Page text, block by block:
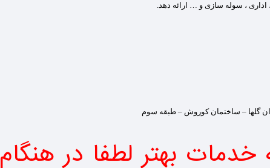
اداری ، سوله سازی و … ارائه دهد.
گلها – ساختمان کوروش – طبقه سوم
خدمات بهتر لطفا در هنگام